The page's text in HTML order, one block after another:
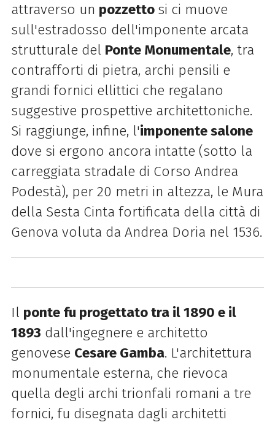
attraverso un pozzetto si ci muove
sull'estradosso dell'imponente arcata
strutturale del Ponte Monumentale, tra
contrafforti di pietra, archi pensili e
grandi fornici ellittici che regalano
suggestive prospettive architettoniche.
Si raggiunge, infine, l'imponente salone
dove si ergono ancora intatte (sotto la
carreggiata stradale di Corso Andrea
Podestà), per 20 metri in altezza, le Mura
della Sesta Cinta fortificata della città di
Genova voluta da Andrea Doria nel 1536.
Il ponte fu progettato tra il 1890 e il
1893 dall'ingegnere e architetto
genovese Cesare Gamba. L'architettura
monumentale esterna, che rievoca
quella degli archi trionfali romani a tre
fornici, fu disegnata dagli architetti